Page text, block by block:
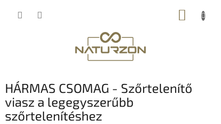
KOSÁR
HÁRMAS CSOMAG - Szőrtelenítő
viasz a legegyszerűbb
szőrtelenítéshez